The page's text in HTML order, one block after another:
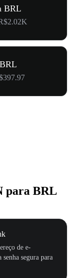
BRL
para BRL
de e-
segura para